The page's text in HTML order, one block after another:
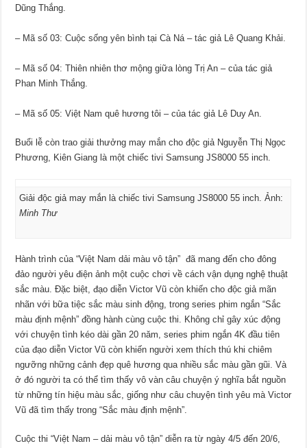
Dũng Thắng.
– Mã số 03: Cuộc sống yên bình tại Cà Ná – tác giả Lê Quang Khải.
– Mã số 04: Thiên nhiên thơ mộng giữa lòng Trị An – của tác giả
Phan Minh Thắng.
– Mã số 05: Việt Nam quê hương tôi – của tác giả Lê Duy An.
Buổi lễ còn trao giải thưởng may mắn cho độc giả Nguyễn Thị Ngọc
Phương, Kiên Giang là một chiếc tivi Samsung JS8000 55 inch.
Giải độc giả may mắn là chiếc tivi Samsung JS8000 55 inch. Ảnh:
Minh Thư
Hành trình của “Việt Nam dải màu vô tận” đã mang đến cho đông
đảo người yêu điện ảnh một cuộc chơi về cách vận dụng nghệ thuật
sắc màu. Đặc biệt, đạo diễn Victor Vũ còn khiến cho độc giả mãn
nhãn với bữa tiệc sắc màu sinh động, trong series phim ngắn “Sắc
màu định mệnh” đồng hành cùng cuộc thi. Không chỉ gây xúc động
với chuyện tình kéo dài gần 20 năm, series phim ngắn 4K đầu tiên
của đạo diễn Victor Vũ còn khiến người xem thích thú khi chiêm
ngưỡng những cảnh đẹp quê hương qua nhiều sắc màu gần gũi. Và
ở đó người ta có thể tìm thấy vô vàn câu chuyện ý nghĩa bắt nguồn
từ những tín hiệu màu sắc, giống như câu chuyện tình yêu mà Victor
Vũ đã tìm thấy trong “Sắc màu định mệnh”.
Cuộc thi “Việt Nam – dải màu vô tận” diễn ra từ ngày 4/5 đến 20/6,